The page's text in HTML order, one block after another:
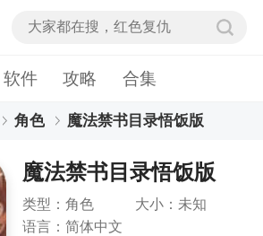
软件 攻略 合集
角色 魔法禁书目录悟饭版
魔法禁书目录悟饭版
类型：角色
大小：未知
语言：简体中文